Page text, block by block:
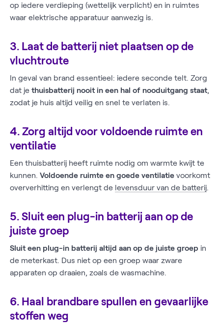
op iedere verdieping (wettelijk verplicht) en in ruimtes
waar elektrische apparatuur aanwezig is.
3. Laat de batterij niet plaatsen op de
vluchtroute
In geval van brand essentieel: iedere seconde telt. Zorg
dat je thuisbatterij nooit in een hal of nooduitgang staat,
zodat je huis altijd veilig en snel te verlaten is.
4. Zorg altijd voor voldoende ruimte en
ventilatie
Een thuisbatterij heeft ruimte nodig om warmte kwijt te
kunnen. Voldoende ruimte en goede ventilatie voorkomt
oververhitting en verlengt de levensduur van de batterij.
5. Sluit een plug-in batterij aan op de
juiste groep
Sluit een plug-in batterij altijd aan op de juiste groep in
de meterkast. Dus niet op een groep waar zware
apparaten op draaien, zoals de wasmachine.
6. Haal brandbare spullen en gevaarlijke
stoffen weg